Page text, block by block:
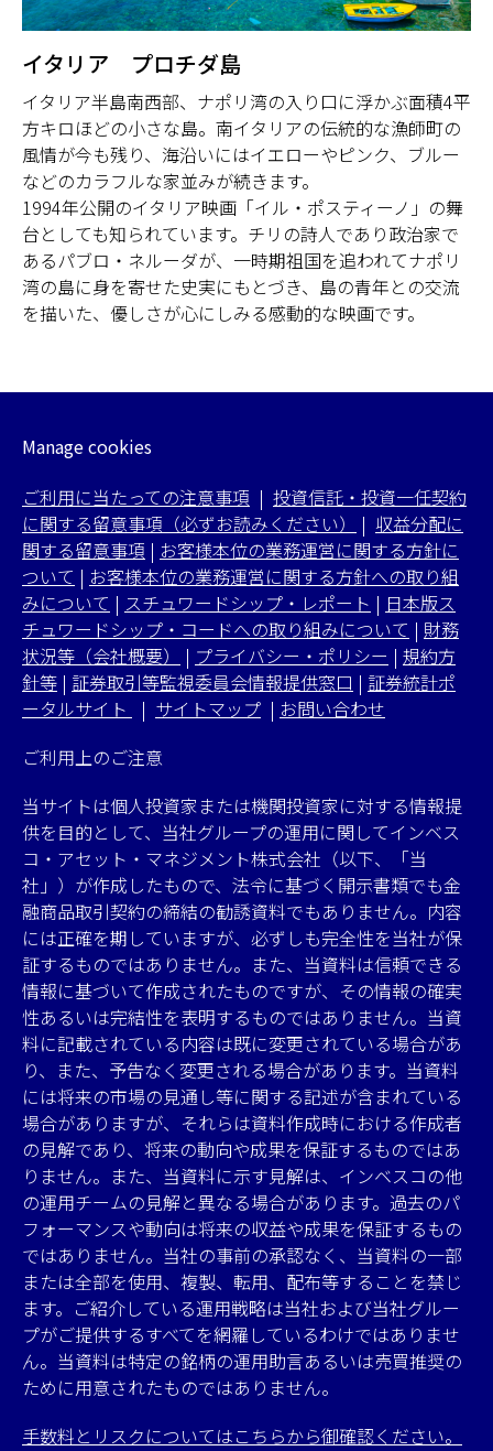
イタリア プロチダ島
イタリア半島南西部、ナポリ湾の入り口に浮かぶ面積4平
方キロほどの小さな島。南イタリアの伝統的な漁師町の
風情が今も残り、海沿いにはイエローやピンク、ブルー
などのカラフルな家並みが続きます。
1994年公開のイタリア映画「イル・ポスティーノ」の舞
台としても知られています。チリの詩人であり政治家で
あるパブロ・ネルーダが、一時期祖国を追われてナポリ
湾の島に身を寄せた史実にもとづき、島の青年との交流
を描いた、優しさが心にしみる感動的な映画です。
Manage cookies
ご利用に当たっての注意事項 | 投資信託・投資一任契約
に関する留意事項（必ずお読みください）
| 収益分配に
関する留意事項 | お客様本位の業務運営に関する方針に
ついて | お客様本位の業務運営に関する方針への取り組
みについて | スチュワードシップ・レポート | 日本版ス
チュワードシップ・コードへの取り組みについて | 財務
状況等（会社概要）
| プライバシー・ポリシー | 規約方
針等 | 証券取引等監視委員会情報提供窓口 | 証券統計ポ
ータルサイト
| サイトマップ | お問い合わせ
ご利用上のご注意
当サイトは個人投資家または機関投資家に対する情報提
供を目的として、当社グループの運用に関してインベス
コ・アセット・マネジメント株式会社（以下、「当
社」）が作成したもので、法令に基づく開示書類でも金
融商品取引契約の締結の勧誘資料でもありません。内容
には正確を期していますが、必ずしも完全性を当社が保
証するものではありません。また、当資料は信頼できる
情報に基づいて作成されたものですが、その情報の確実
性あるいは完結性を表明するものではありません。当資
料に記載されている内容は既に変更されている場合があ
り、また、予告なく変更される場合があります。当資料
には将来の市場の見通し等に関する記述が含まれている
場合がありますが、それらは資料作成時における作成者
の見解であり、将来の動向や成果を保証するものではあ
りません。また、当資料に示す見解は、インベスコの他
の運用チームの見解と異なる場合があります。過去のパ
フォーマンスや動向は将来の収益や成果を保証するもの
ではありません。当社の事前の承認なく、当資料の一部
または全部を使用、複製、転用、配布等することを禁じ
ます。ご紹介している運用戦略は当社および当社グルー
プがご提供するすべてを網羅しているわけではありませ
ん。当資料は特定の銘柄の運用助言あるいは売買推奨の
ために用意されたものではありません。
手数料とリスクについてはこちらから御確認ください。